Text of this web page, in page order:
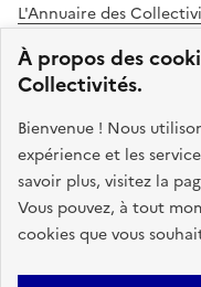
À propos des
Collectivités.
Bienvenue ! Nous
expérience et les
savoir plus, visitez la
Vous pouvez, à tout
cookies que vous
L'Annuaire des
Cohésion des Territoires
est disponible en
avec le système de
legifrance.gouv.fr
service-public.gouv.fr
Plan du site Accessibilite